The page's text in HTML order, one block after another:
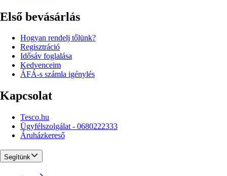
Első bevásárlás
Hogyan rendelj tőlünk?
Regisztráció
Idősáv foglalása
Kedvenceim
ÁFÁ-s számla igénylés
Kapcsolat
Tesco.hu
Ügyfélszolgálat - 0680222333
Áruházkereső
Segítünk